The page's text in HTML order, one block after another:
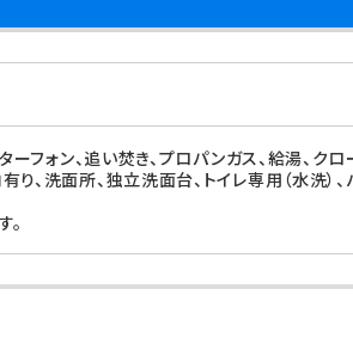
フォン、追い焚き、プロパンガス、給湯、ク
、洗面所、独立洗面台、トイレ専用（水洗）